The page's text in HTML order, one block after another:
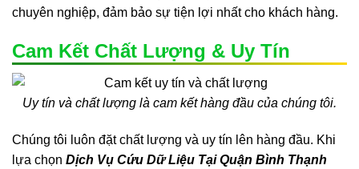
chuyên nghiệp, đảm bảo sự tiện lợi nhất cho khách hàng.
Cam Kết Chất Lượng & Uy Tín
Uy tín và chất lượng là cam kết hàng đầu của chúng tôi.
Chúng tôi luôn đặt chất lượng và uy tín lên hàng đầu. Khi
lựa chọn Dịch Vụ Cứu Dữ Liệu Tại Quận Bình Thạnh